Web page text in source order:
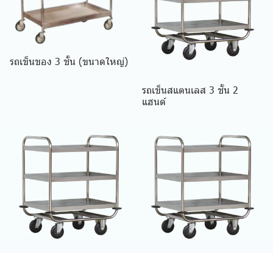
รถเข็นของ 3 ชั้น (ขนาดใหญ่)
รถเข็นสแตนเลส 3 ชั้น 2
แฮนด์